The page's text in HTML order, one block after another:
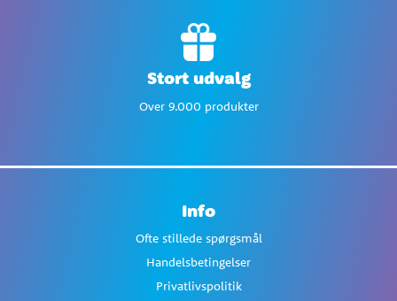
Stort udvalg
Over 9.000 produkter
Info
Ofte stillede spørgsmål
Handelsbetingelser
Privatlivspolitik